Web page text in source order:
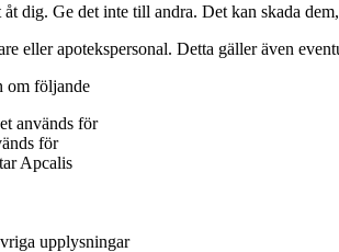
dig. Ge det inte till andra. Det kan skada
eller apotekspersonal. Detta gäller även
om följande
används för
för
Apcalis
upplysningar